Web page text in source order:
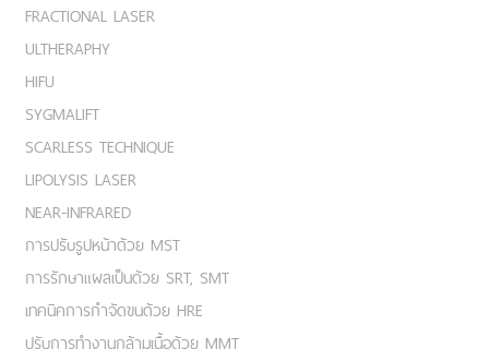
FRACTIONAL LASER
ULTHERAPHY
HIFU
SYGMALIFT
SCARLESS TECHNIQUE
LIPOLYSIS LASER
NEAR-INFRARED
การปรับรูปหน้าด้วย MST
การรักษาแผลเป็นด้วย SRT, SMT
เทคนิคการกำจัดขนด้วย HRE
ปรับการทำงานกล้ามเนื้อด้วย MMT